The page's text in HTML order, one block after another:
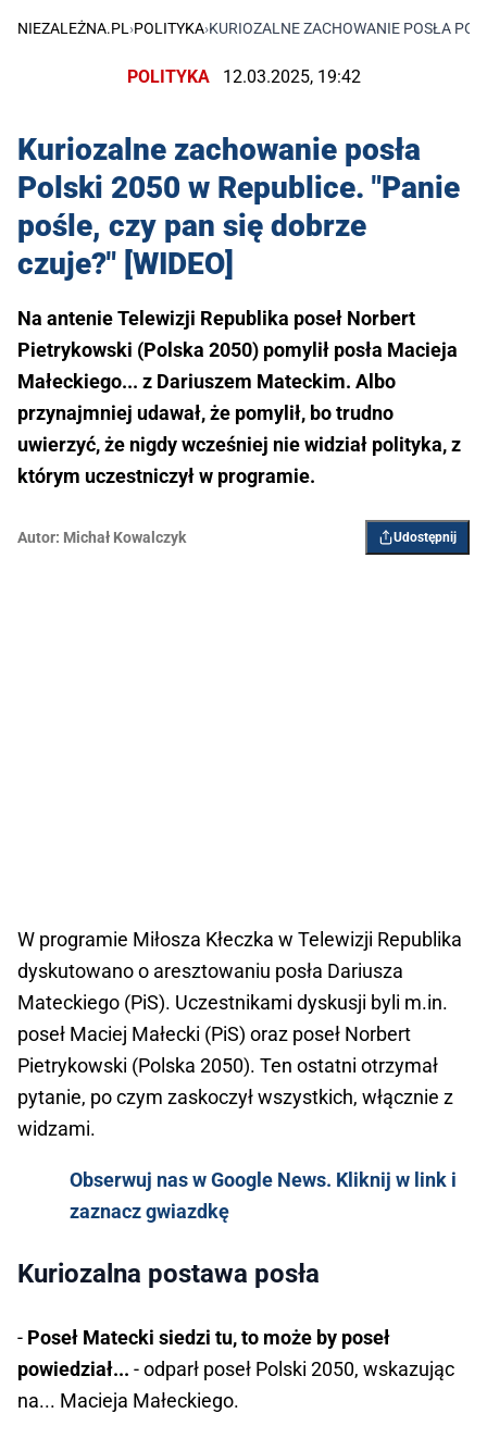
NIEZALEŻNA.PL ›POLITYKA›KURIOZALNE ZACHOWANIE POSŁA
POLITYKA 12.03.2025, 19:42
Kuriozalne zachowanie posła
Polski 2050 w Republice. "Panie
pośle, czy pan się dobrze
czuje?" [WIDEO]
Na antenie Telewizji Republika poseł Norbert
Pietrykowski (Polska 2050) pomylił posła Macieja
Małeckiego... z Dariuszem Mateckim. Albo
przynajmniej udawał, że pomylił, bo trudno
uwierzyć, że nigdy wcześniej nie widział polityka, z
którym uczestniczył w programie.
Autor: Michał Kowalczyk Udostępnij
W programie Miłosza Kłeczka w Telewizji Republika
dyskutowano o aresztowaniu posła Dariusza
Mateckiego (PiS). Uczestnikami dyskusji byli m.in.
poseł Maciej Małecki (PiS) oraz poseł Norbert
Pietrykowski (Polska 2050). Ten ostatni otrzymał
pytanie, po czym zaskoczył wszystkich, włącznie z
widzami.
Obserwuj nas w Google News. Kliknij w link i
zaznacz gwiazdkę
Kuriozalna postawa posła
- Poseł Matecki siedzi tu, to może by poseł
powiedział... - odparł poseł Polski 2050, wskazując
na... Macieja Małeckiego.